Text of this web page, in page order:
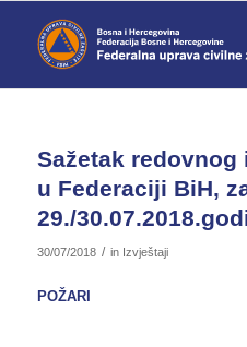
Sažetak
u Federaciji BiH,
29./
30/07/2018 / in Izvještaji
POŽARI